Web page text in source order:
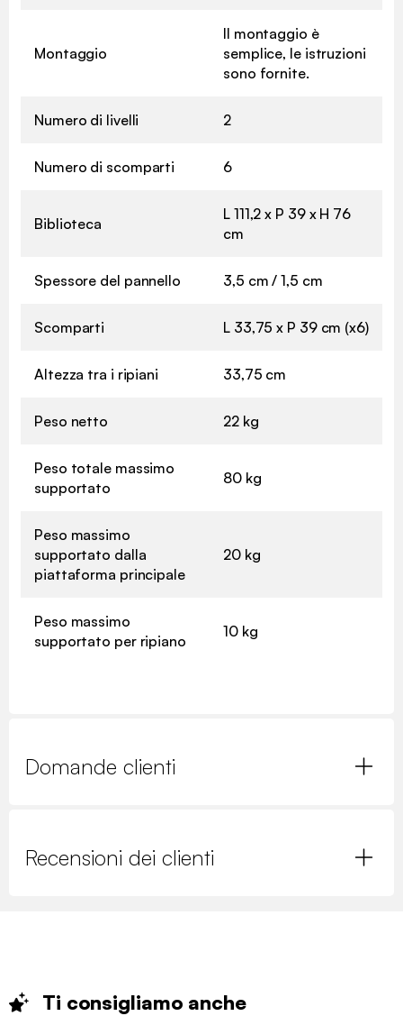
Montaggio
Il montaggio è
semplice, le istruzioni
sono fornite.
Numero di livelli 2
Numero di scomparti 6
Biblioteca
L 111,2 x P 39 x H 76
cm
Spessore del pannello 3,5 cm / 1,5 cm
Scomparti L 33,75 x P 39 cm (x6)
Altezza tra i ripiani 33,75 cm
Peso netto 22 kg
Peso totale massimo
supportato
80 kg
Peso massimo
supportato dalla
piattaforma principale
20 kg
Peso massimo
supportato per ripiano
10 kg
Domande clienti
Recensioni dei clienti
Ti consigliamo anche